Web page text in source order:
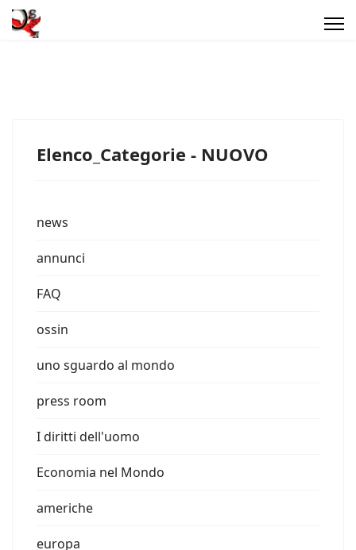
Elenco_Categorie - NUOVO
news
annunci
FAQ
ossin
uno sguardo al mondo
press room
I diritti dell'uomo
Economia nel Mondo
americhe
europa